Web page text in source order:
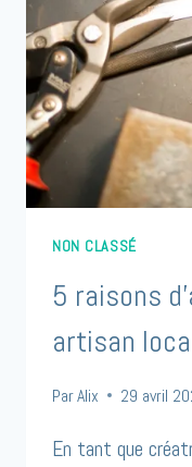
NON CLASSÉ
5 raisons
artisan
ParAlix 29 avril
En tant que